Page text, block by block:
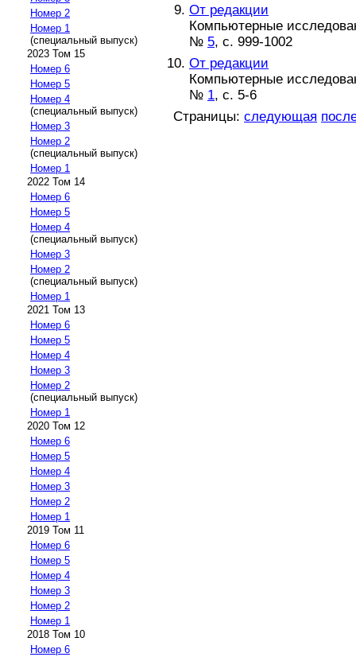
Номер 2
Номер 1
(специальный выпуск)
2023 Том 15
Номер 6
Номер 5
Номер 4
(специальный выпуск)
Номер 3
Номер 2
(специальный выпуск)
Номер 1
2022 Том 14
Номер 6
Номер 5
Номер 4
(специальный выпуск)
Номер 3
Номер 2
(специальный выпуск)
Номер 1
2021 Том 13
Номер 6
Номер 5
Номер 4
Номер 3
Номер 2
(специальный выпуск)
Номер 1
2020 Том 12
Номер 6
Номер 5
Номер 4
Номер 3
Номер 2
Номер 1
2019 Том 11
Номер 6
Номер 5
Номер 4
Номер 3
Номер 2
Номер 1
2018 Том 10
Номер 6
От редакции
Компьютерные
№ 5, с. 999-1002
От редакции
Компьютерные
№ 1, с. 5-6
Страницы: следующая